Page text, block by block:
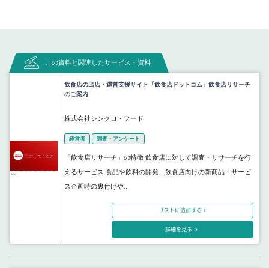
この資料と関連したサービス・資料
飲食店の出店・運営支援サイト「飲食店ドットコム」飲食店リサーチ
のご案内
株式会社シンクロ・フード
経営者 調査・アンケート
「飲食店リサーチ」の特徴 飲食店に対して調査・リサーチを行
えるサービス 食品や飲料の開発、飲食店向けの新商品・サービ
ス企画時の裏付けや...
リストに追加する +
詳細を見る